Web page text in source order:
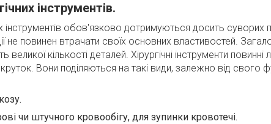
інструментів.
інструментів обов'язково дотримуються досить суворих
не повинен втрачати своїх основних властивостей.
великої кількості деталей. Хірургічні інструменти
Вони поділяються на такі види, залежно від свого
чи штучного кровообігу, для зупинки кровотечі.